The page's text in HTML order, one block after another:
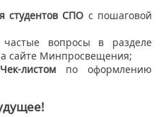
студентов СПО с пошаговой
вопросы в разделе
сайте Минпросвещения;
Чек-листом по оформлению